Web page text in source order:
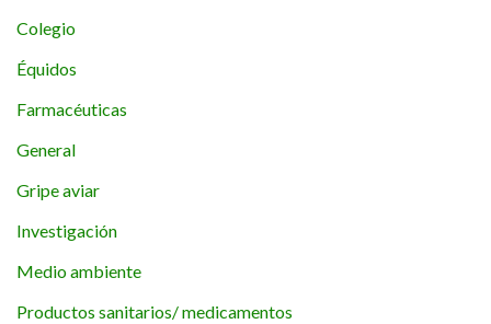
Colegio
Équidos
Farmacéuticas
General
Gripe aviar
Investigación
Medio ambiente
Productos sanitarios/ medicamentos